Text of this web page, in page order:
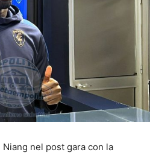
nel post gara con la